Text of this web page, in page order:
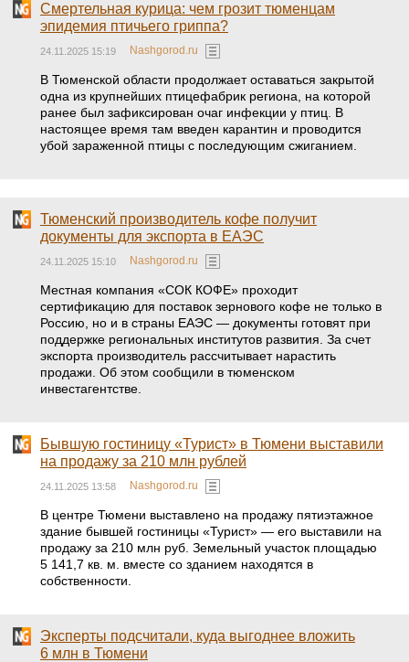
Смертельная курица: чем грозит тюменцам
эпидемия птичьего гриппа?
24.11.2025 15:19 Nashgorod.ru
В Тюменской области продолжает оставаться закрытой
одна из крупнейших птицефабрик региона, на которой
ранее был зафиксирован очаг инфекции у птиц. В
настоящее время там введен карантин и проводится
убой зараженной птицы с последующим сжиганием.
Тюменский производитель кофе получит
документы для экспорта в ЕАЭС
24.11.2025 15:10 Nashgorod.ru
Местная компания «СОК КОФЕ» проходит
сертификацию для поставок зернового кофе не только в
Россию, но и в страны ЕАЭС — документы готовят при
поддержке региональных институтов развития. За счет
экспорта производитель рассчитывает нарастить
продажи. Об этом сообщили в тюменском
инвестагентстве.
Бывшую гостиницу «Турист» в Тюмени выставили
на продажу за 210 млн рублей
24.11.2025 13:58 Nashgorod.ru
В центре Тюмени выставлено на продажу пятиэтажное
здание бывшей гостиницы «Турист» — его выставили на
продажу за 210 млн руб. Земельный участок площадью
5 141,7 кв. м. вместе со зданием находятся в
собственности.
Эксперты подсчитали, куда выгоднее вложить
6 млн в Тюмени